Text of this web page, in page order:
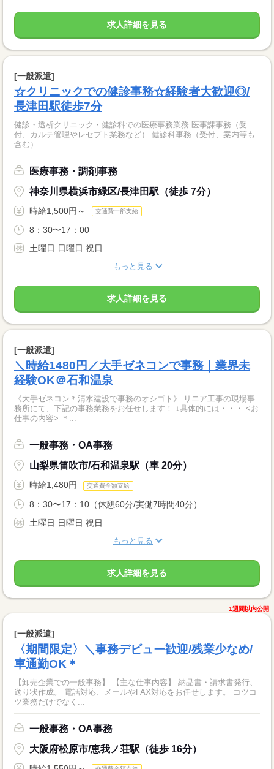
求人詳細を見る
[一般派遣]
☆クリニックでの健診事務☆経験者大歓迎◎/
長津田駅徒歩7分
健診・透析クリニック・健診科での医療事務業務 医事課事務（受
付、カルテ管理やレセプト業務など） 健診科事務（受付、案内等も
含む）
医療事務・調剤事務
神奈川県横浜市緑区/長津田駅（徒歩 7分）
時給1,500円～ 交通費一部支給
8：30〜17：00
土曜日 日曜日 祝日
もっと見る
求人詳細を見る
[一般派遣]
＼時給1480円／大手ゼネコンで事務｜業界未
経験OK＠石和温泉
《大手ゼネコン＊清水建設で事務のオシゴト》 リニア工事の現場事
務所にて、下記の事務業務をお任せします！ ↓具体的には・・・ <お
仕事の内容> ＊...
一般事務・OA事務
山梨県笛吹市/石和温泉駅（車 20分）
時給1,480円 交通費全額支給
8：30〜17：10（休憩60分/実働7時間40分） ...
土曜日 日曜日 祝日
もっと見る
求人詳細を見る
1週間以内公開
[一般派遣]
〈期間限定〉＼事務デビュー歓迎/残業少なめ/
車通勤OK＊
【卸売企業での一般事務】 【主な仕事内容】 納品書・請求書発行、
送り状作成。 電話対応、メールやFAX対応をお任せします。 コツコ
ツ業務だけでなく...
一般事務・OA事務
大阪府松原市/恵我ノ荘駅（徒歩 16分）